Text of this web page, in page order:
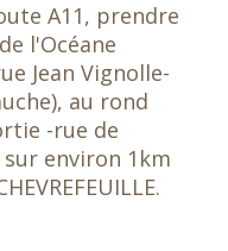
A11, prendre
l'Océane
Jean Vignolle-
au rond
-rue de
environ 1km